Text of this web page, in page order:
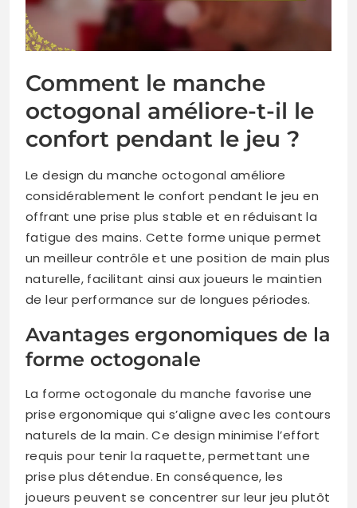
Comment le manche
octogonal améliore-t-il le
confort pendant le jeu ?
Le design du manche octogonal améliore
considérablement le confort pendant le jeu en
offrant une prise plus stable et en réduisant la
fatigue des mains. Cette forme unique permet
un meilleur contrôle et une position de main plus
naturelle, facilitant ainsi aux joueurs le maintien
de leur performance sur de longues périodes.
Avantages ergonomiques de la
forme octogonale
La forme octogonale du manche favorise une
prise ergonomique qui s’aligne avec les contours
naturels de la main. Ce design minimise l’effort
requis pour tenir la raquette, permettant une
prise plus détendue. En conséquence, les
joueurs peuvent se concentrer sur leur jeu plutôt